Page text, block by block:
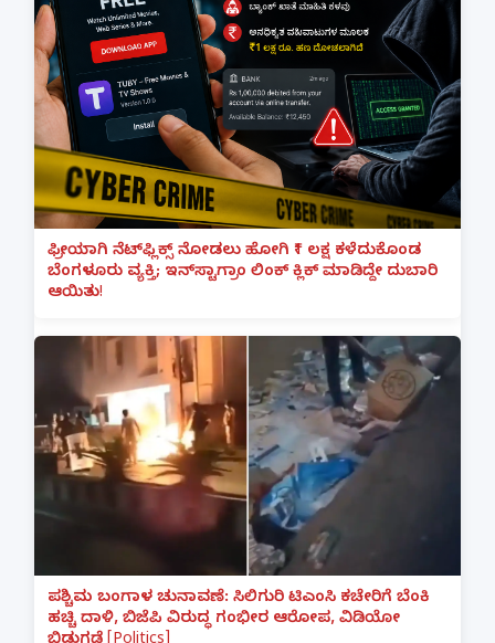
ಫ್ರೀಯಾಗಿ ನೆಟ್‌ಫ್ಲಿಕ್ಸ್ ನೋಡಲು ಹೋಗಿ ₹1 ಲಕ್ಷ ಕಳೆದುಕೊಂಡ
ಬೆಂಗಳೂರು ವ್ಯಕ್ತಿ; ಇನ್‌ಸ್ಟಾಗ್ರಾಂ ಲಿಂಕ್ ಕ್ಲಿಕ್ ಮಾಡಿದ್ದೇ ದುಬಾರಿ
ಆಯಿತು!
ಪಶ್ಚಿಮ ಬಂಗಾಳ ಚುನಾವಣೆ: ಸಿಲಿಗುರಿ ಟಿಎಂಸಿ ಕಚೇರಿಗೆ ಬೆಂಕಿ
ಹಚ್ಚಿ ದಾಳಿ, ಬಿಜೆಪಿ ವಿರುದ್ಧ ಗಂಭೀರ ಆರೋಪ, ವಿಡಿಯೋ